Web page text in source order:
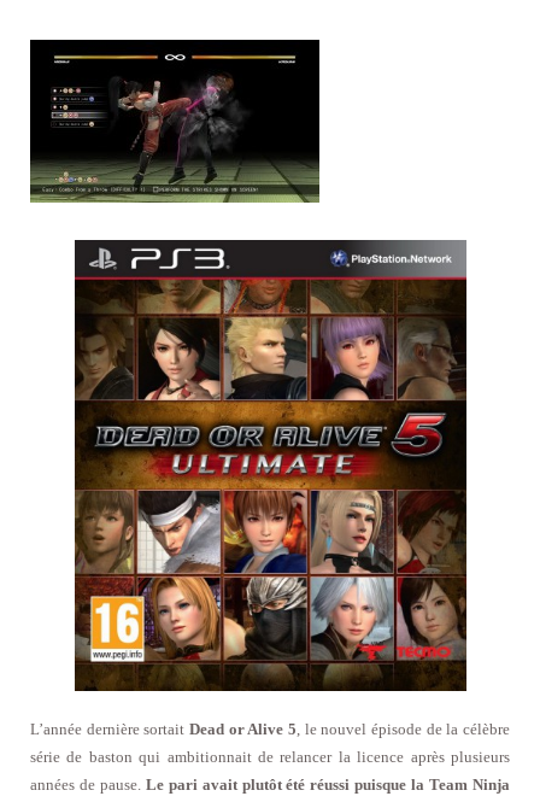
L’année dernière sortait Dead or Alive 5, le nouvel épisode de la célèbre
série de baston qui ambitionnait de relancer la licence après plusieurs
années de pause. Le pari avait plutôt été réussi puisque la Team Ninja